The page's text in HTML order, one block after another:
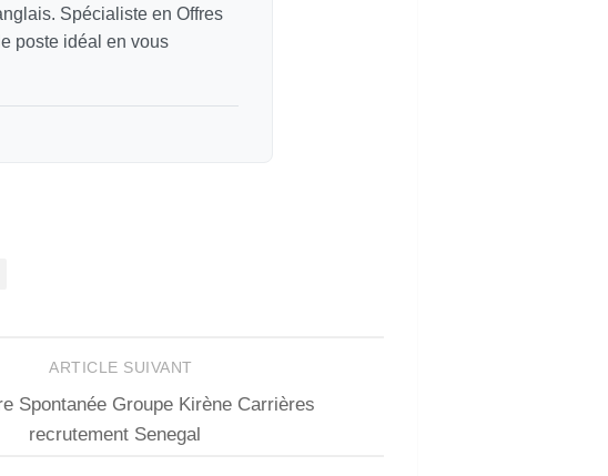
Spécialiste en Offres
poste idéal en vous
ARTICLE SUIVANT
Spontanée Groupe Kirène Carrières
recrutement Senegal